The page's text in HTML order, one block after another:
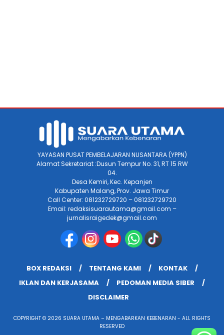
YAYASAN PUSAT PEMBELAJARAN NUSANTARA (YPPN)
Alamat Sekretariat :Dusun Tempur No. 31, RT 15 RW
04.
Desa Kemiri, Kec. Kepanjen
Kabupaten Malang, Prov. Jawa Timur
Call Center: 081232729720 – 081232729720
Email: redaksisuarautama@gmail.com –
jurnalisraigedek@gmail.com
BOX REDAKSI TENTANG KAMI
KONTAK
IKLAN DAN KERJASAMA
PEDOMAN MEDIA SIBER
DISCLAIMER
COPYRIGHT © 2026 SUARA UTAMA – MENGABARKAN KEBENARAN - ALL RIGHTS
RESERVED